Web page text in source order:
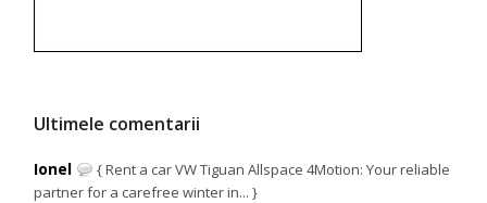
Ultimele comentarii
Ionel
{ Rent a car VW Tiguan Allspace 4Motion: Your reliable
partner for a carefree winter in... }